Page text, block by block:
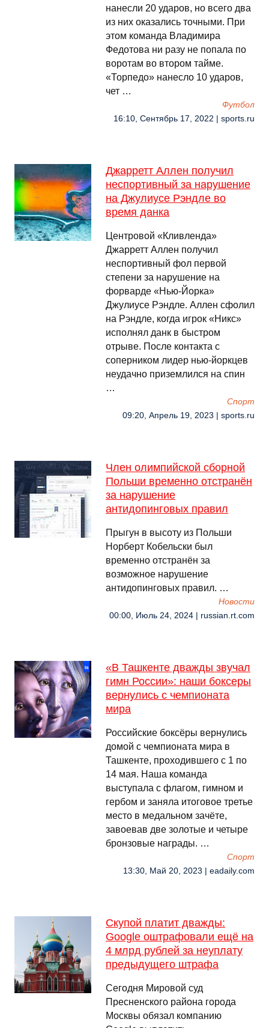
нанесли 20 ударов, но всего два
из них оказались точными. При
этом команда Владимира
Федотова ни разу не попала по
воротам во втором тайме.
«Торпедо» нанесло 10 ударов,
чет …
Футбол
16:10, Сентябрь 17, 2022 | sports.ru
Джарретт Аллен получил
неспортивный за нарушение
на Джулиусе Рэндле во
время данка
Центровой «Кливленда»
Джарретт Аллен получил
неспортивный фол первой
степени за нарушение на
форварде «Нью-Йорка»
Джулиусе Рэндле. Аллен сфолил
на Рэндле, когда игрок «Никс»
исполнял данк в быстром
отрыве. После контакта с
соперником лидер нью-йоркцев
неудачно приземлился на спин
…
Спорт
09:20, Апрель 19, 2023 | sports.ru
Член олимпийской сборной
Польши временно отстранён
за нарушение
антидопинговых правил
Прыгун в высоту из Польши
Норберт Кобельски был
временно отстранён за
возможное нарушение
антидопинговых правил. …
Новости
00:00, Июль 24, 2024 | russian.rt.com
«В Ташкенте дважды звучал
гимн России»: наши боксеры
вернулись с чемпионата
мира
Российские боксёры вернулись
домой с чемпионата мира в
Ташкенте, проходившего с 1 по
14 мая. Наша команда
выступала с флагом, гимном и
гербом и заняла итоговое третье
место в медальном зачёте,
завоевав две золотые и четыре
бронзовые награды. …
Спорт
13:30, Май 20, 2023 | eadaily.com
Скупой платит дважды:
Google оштрафовали ещё на
4 млрд рублей за неуплату
предыдущего штрафа
Сегодня Мировой суд
Пресненского района города
Москвы обязал компанию